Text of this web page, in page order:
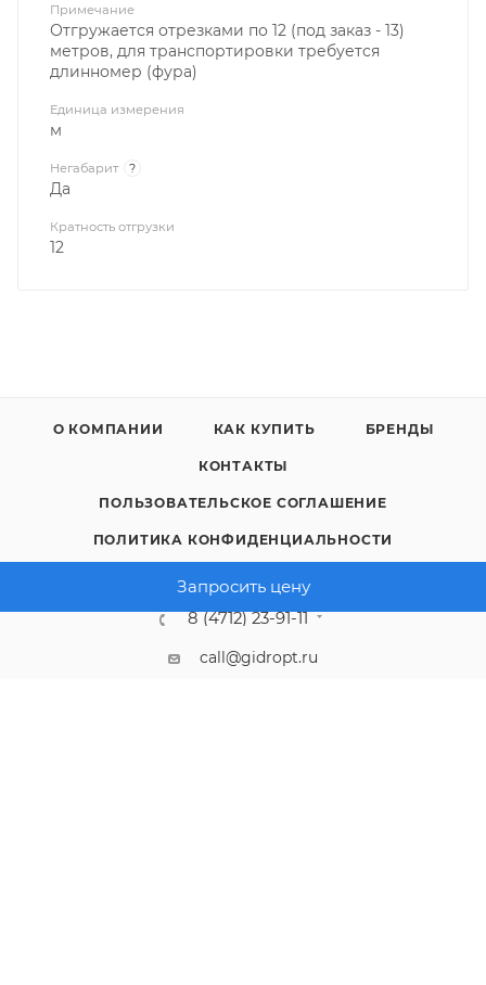
Запросить цену
Примечание
Отгружается отрезками по 12 (под заказ - 13)
метров, для транспортировки требуется
длинномер (фура)
Единица измерения
м
Негабарит ?
Да
Кратность отгрузки
12
О КОМПАНИИ КАК КУПИТЬ БРЕНДЫ
КОНТАКТЫ
ПОЛЬЗОВАТЕЛЬСКОЕ СОГЛАШЕНИЕ
ПОЛИТИКА КОНФИДЕНЦИАЛЬНОСТИ
8 (4712) 23-91-11
call@gidropt.ru